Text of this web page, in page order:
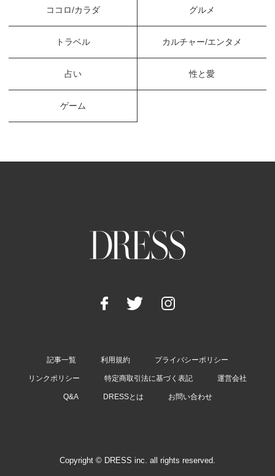
ココロ/カラダ グルメ
トラベル カルチャー/エンタメ
占い 性と愛
ゲーム
記事一覧 利用規約 プライバシーポリシー
リンクポリシー 特定商取引法に基づく表記 運営会社
Q&A DRESSとは お問い合わせ
Copyright © DRESS inc. all rights reserved.